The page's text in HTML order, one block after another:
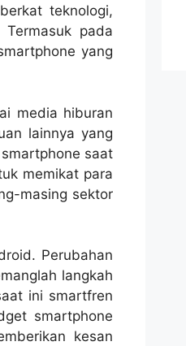
teknologi,
pada
yang
media hiburan
lainnya yang
saat
memikat para
masing sektor
Perubahan
langkah
ini smartfren
smartphone
kesan